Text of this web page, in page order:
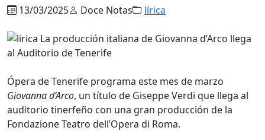
13/03/2025 Doce Notas lírica
Ópera de Tenerife programa este mes de marzo
Giovanna d’Arco, un título de Giseppe Verdi que llega al
auditorio tinerfeño con una gran producción de la
Fondazione Teatro dell’Opera di Roma.